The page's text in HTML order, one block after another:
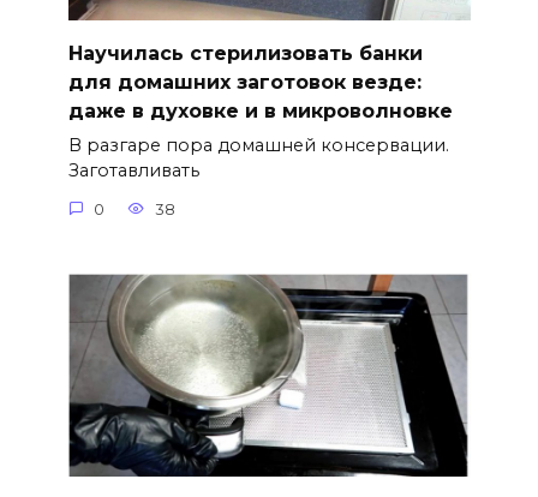
Научилась стерилизовать банки
для домашних заготовок везде:
даже в духовке и в микроволновке
В разгаре пора домашней консервации.
Заготавливать
0 38